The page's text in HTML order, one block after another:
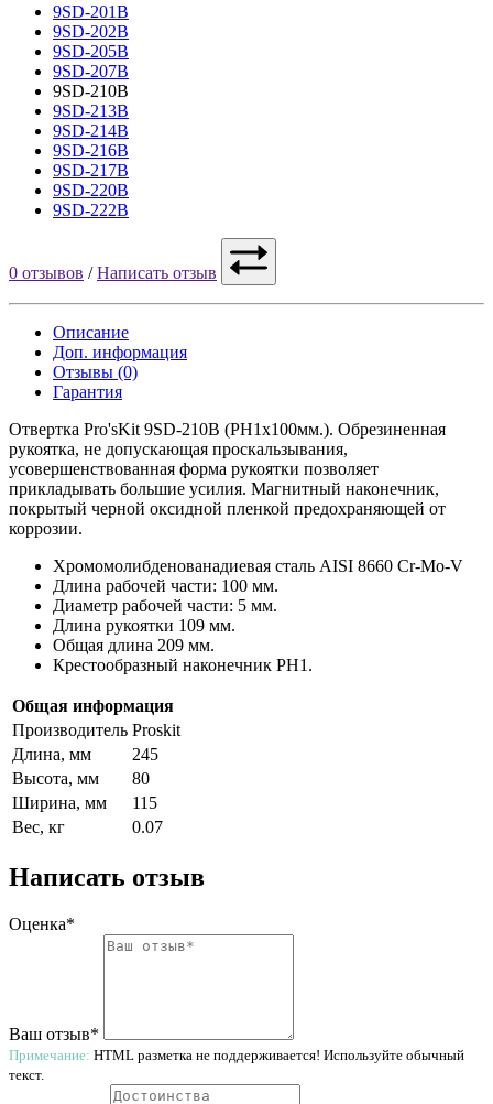
9SD-201B
9SD-202B
9SD-205B
9SD-207B
9SD-210B
9SD-213B
9SD-214B
9SD-216B
9SD-217B
9SD-220B
9SD-222B
0 отзывов /Написать отзыв
Описание
Доп. информация
Отзывы (0)
Гарантия
Отвертка Pro'sKit 9SD-210B (PH1x100мм.). Обрезиненная
рукоятка, не допускающая проскальзывания,
усовершенствованная форма рукоятки позволяет
прикладывать большие усилия. Магнитный наконечник,
покрытый черной оксидной пленкой предохраняющей от
коррозии.
Хромомолибденованадиевая сталь AISI 8660 Cr-Mo-V
Длина рабочей части: 100 мм.
Диаметр рабочей части: 5 мм.
Длина рукоятки 109 мм.
Общая длина 209 мм.
Крестообразный наконечник PH1.
Общая информация
Производитель Proskit
Длина, мм
245
Высота, мм
80
Ширина, мм
115
Вес, кг
0.07
Написать отзыв
Оценка*
Ваш отзыв*
Примечание: HTML разметка не поддерживается! Используйте обычный
текст.